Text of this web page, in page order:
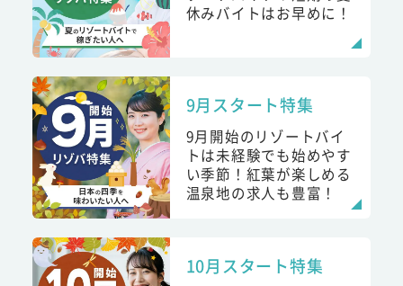
休みバイトはお早めに！
9月スタート特集
9月開始のリゾートバイ
トは未経験でも始めやす
い季節！紅葉が楽しめる
温泉地の求人も豊富！
10月スタート特集